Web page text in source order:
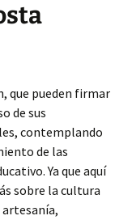
que pueden firmar
de sus
contemplando
de las
Ya que aquí
sobre la cultura
artesanía,